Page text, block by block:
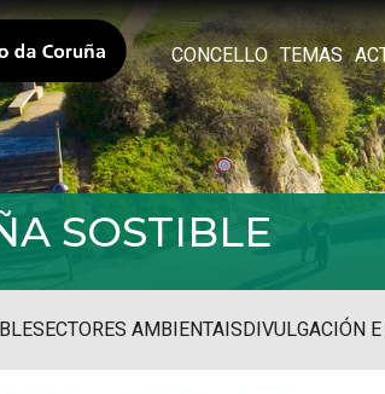
CONCELLO TEMAS
SOSTIBLE
SECTORES AMBIENTAISDIVULGACIÓN